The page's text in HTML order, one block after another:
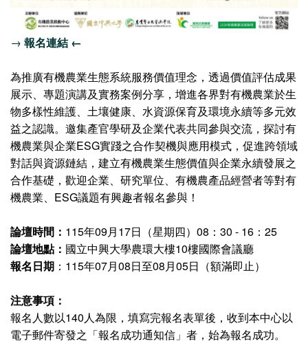
→ 報名連結 ←
為推廣有機農業生態系統服務價值理念，透過價值評估成果
展示、專題演講及實務案例分享，增進各界對有機農業於生
物多樣性維護、土壤健康、水資源保育及環境永續等多元效
益之認識。邀集產官學研及企業代表共同參與交流，探討有
機農業與企業ESG實踐之合作契機與應用模式，促進跨領域
對話與資源鏈結，建立有機農業生態價值與企業永續發展之
合作基礎，歡迎企業、研究單位、有機農產品經營者等對有
機農業、ESG議題有興趣者報名參與！
論壇時間： 115年09月17日（星期四）08：30 - 16：25
論壇地點： 國立中興大學農環大樓10樓國際會議廳
報名日期 ：115年07月08日至08月05日（額滿即止）
注意事項：
報名人數以140人為限，填寫完報名表單後，收到本中心以
電子郵件寄發之「報名成功通知信」者，始為報名成功。